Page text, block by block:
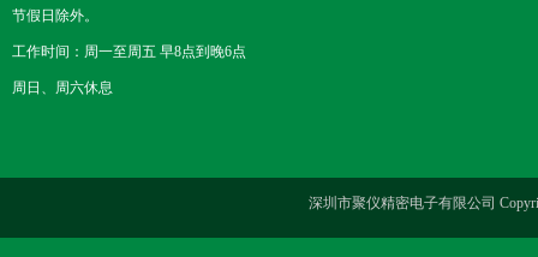
节假日除外。
工作时间：周一至周五 早8点到晚6点
周日、周六休息
深圳市聚仪精密电子有限公司